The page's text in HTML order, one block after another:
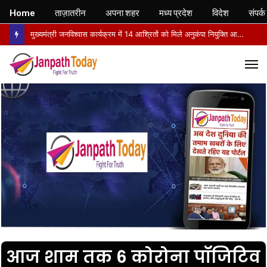
मुख्यमंत्री जनविश्वास कार्यक्रम में 14 आश्रितों को मिले अनुकंपा नियुक्ति आदेश, खिले चेहरे
आज शाम तक 6 कोरोना पॉजिटिव
Home ताज़ातरीन अपना शहर मध्य प्रदेश विदेश संपर्क